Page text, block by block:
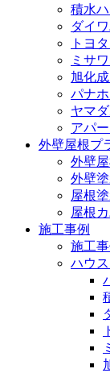
積水
ダイ
トヨ
ミサ
旭化
パナ
ヤマ
アパ
外壁屋根プ
外壁
外壁
屋根
屋根
施工事例
施工
ハウ